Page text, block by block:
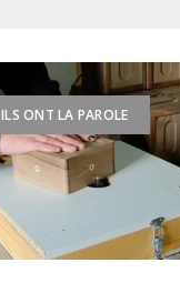
ILS ONT LA PAROLE